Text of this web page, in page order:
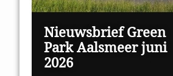
Nieuwsbrief Green
Park Aalsmeer juni
2026